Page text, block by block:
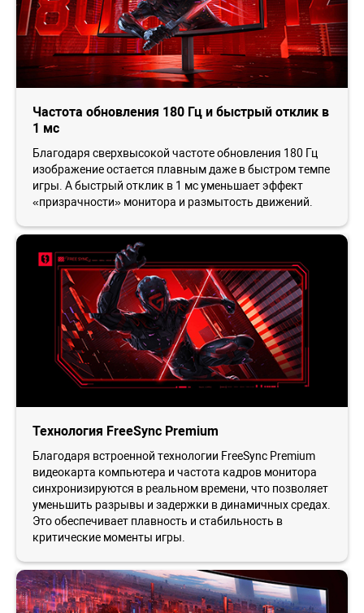
Частота обновления 180 Гц и быстрый отклик в
1 мс
Благодаря сверхвысокой частоте обновления 180 Гц
изображение остается плавным даже в быстром темпе
игры. А быстрый отклик в 1 мс уменьшает эффект
«призрачности» монитора и размытость движений.
Технология FreeSync Premium
Благодаря встроенной технологии FreeSync Premium
видеокарта компьютера и частота кадров монитора
синхронизируются в реальном времени, что позволяет
уменьшить разрывы и задержки в динамичных средах.
Это обеспечивает плавность и стабильность в
критические моменты игры.